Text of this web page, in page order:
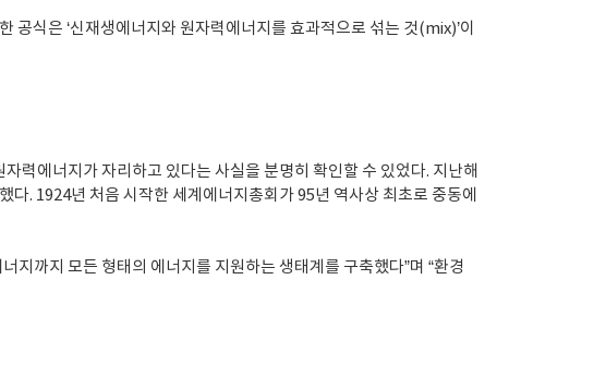
식은 ‘신재생에너지와 원자력에너지를 효과적으로 섞는 것(mix)’이
력에너지가 자리하고 있다는 사실을 분명히 확인할 수 있었다. 지난해
. 1924년 처음 시작한 세계에너지총회가 95년 역사상 최초로 중동에
지까지 모든 형태의 에너지를 지원하는 생태계를 구축했다”며 “환경